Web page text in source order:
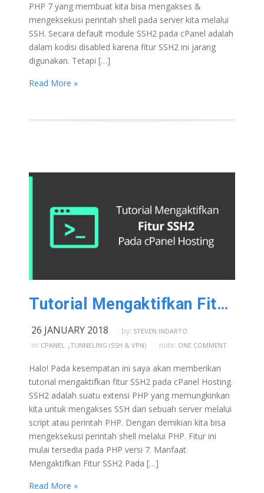
PHP 7 yang membuat kita bisa mengakses &
mengeksekusi perintah shell pada server kita melalui
SSH. Secara default module SSH2 pada cPanel adalah
dalam kodisi disabled karena fitur SSH2 ini jarang
digunakan. Tetapi […]
Read More »
Tutorial Mengaktifkan Fitur SSH2 Pada cPanel Hosting
26 JANUARY 2018 by: STEVEN INDARTO
in: CPANEL ,TUNNELING (SSH & VPN) note: ONE COMMENT
Halo! Pada kesempatan ini saya akan memberikan
tutorial mengaktifkan fitur SSH2 pada cPanel Hosting.
SSH2 adalah suatu extensi PHP yang memungkinkan
kita untuk mengakses SSH dari sebuah server melalui
script atau perintah PHP. Dengan demikian kita bisa
mengeksekusi perintah shell melalui PHP. Fitur ini
mulai tersedia pada PHP versi 7. Manfaat
Mengaktifkan Fitur SSH2 Pada […]
Read More »